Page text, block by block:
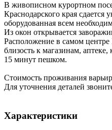
В живописном курортном
Краснодарского края сдается
оборудованная всем
Из окон открывается
Расположение в самом
близость к магазинам,
15 минут пешком.
Стоимость проживания
Для уточнения деталей
Характеристики